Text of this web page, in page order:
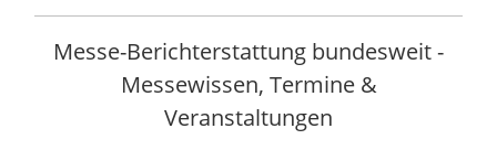
Messe-Berichterstattung bundesweit -
Messewissen, Termine &
Veranstaltungen